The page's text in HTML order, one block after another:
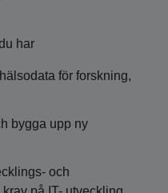
har
för forskning,
bygga upp ny
och